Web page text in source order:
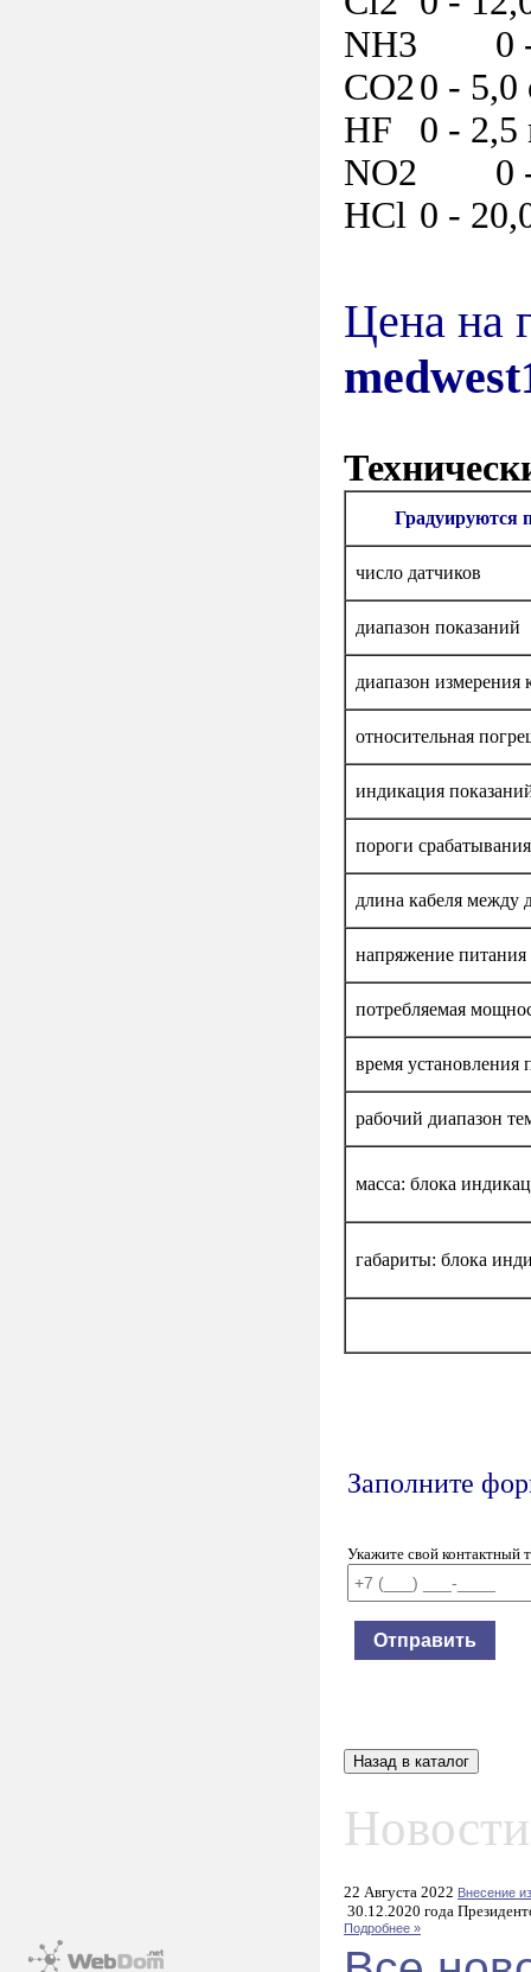
NH3
0
CO20 - 5,0
HF
0 - 2,5
NO2
0
HCl 0 -
Цена на
Градуируются
число датчиков
диапазон показаний
диапазон измерения
относительная
индикация
пороги
длина кабеля между
напряжение питания
потребляемая
время установления
рабочий диапазон
масса: блока
габариты: блока
Заполните
Укажите свой контактный
22 Августа 2022 Внесение
30.12.2020 года
Подробнее »